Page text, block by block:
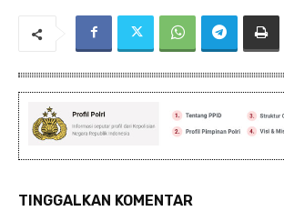
TINGGALKAN KOMENTAR